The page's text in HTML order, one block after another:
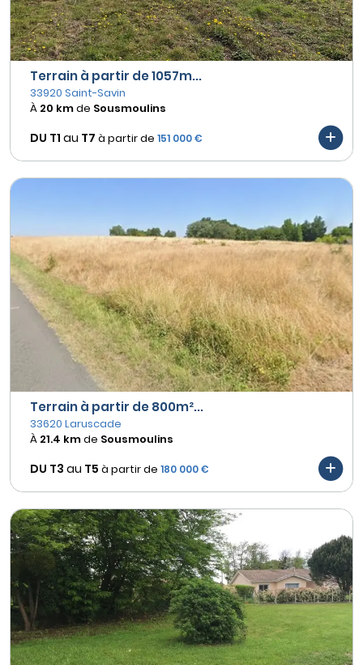
Terrain à partir de 1057m...
33920 Saint-Savin
À 20 kmde Sousmoulins
DU T1 au T7 à partir de 151 000 €
Terrain à partir de 800m²...
33620 Laruscade
À 21.4 kmde Sousmoulins
DU T3 au T5 à partir de 180 000 €